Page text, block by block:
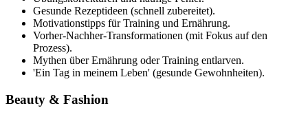
Gesunde Rezeptideen (schnell zubereitet).
Motivationstipps für Training und Ernährung.
Vorher-Nachher-Transformationen (mit Fokus auf den
Prozess).
Mythen über Ernährung oder Training entlarven.
'Ein Tag in meinem Leben' (gesunde Gewohnheiten).
Beauty & Fashion